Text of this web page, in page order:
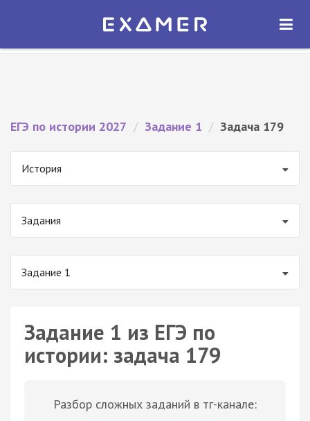
Экзамер — ЕГЭ 2027
ОТКРЫТЬ
ЕГЭ по истории 2027 / Задание 1 / Задача 179
История
Задания
Задание 1
Задание 1 из ЕГЭ по
истории: задача 179
Разбор сложных заданий в тг-канале: